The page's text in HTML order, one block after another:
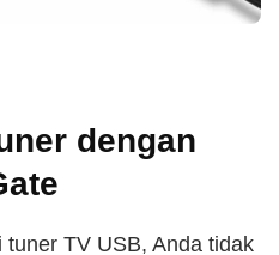
dengan
TV USB, Anda tidak